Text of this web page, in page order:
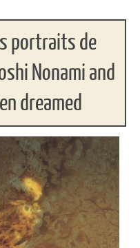
portraits de
Nonami and
dreamed